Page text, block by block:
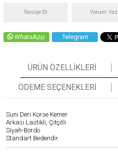
Tavsiye Et Yorum Yaz
WhatsApp Telegram
ÜRÜN ÖZELLIKLERI
ÖDEME SEÇENEKLERI
Suni Deri Korse Kemer
Arkası Lastikli, Çıtçıtlı
Siyah-Bordo
Standart Bedendir.